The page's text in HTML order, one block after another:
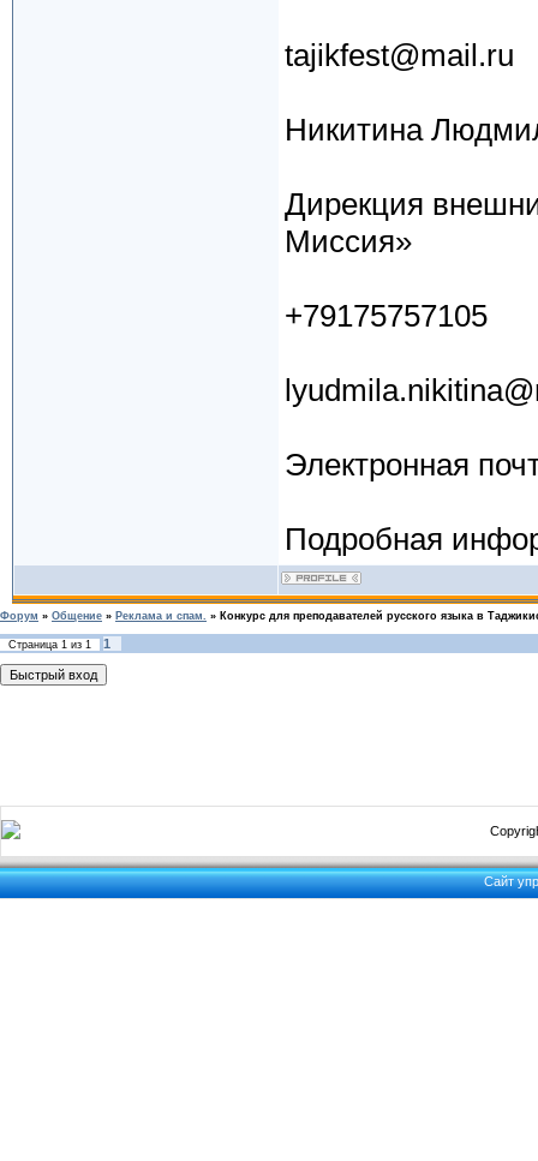
tajikfest@mail.ru
Никитина
Дирекция
Миссия»
+79175757105
Электронная
Подробная
Форум » Общение » Реклама и спам. » Конкурс для преподавателей русского языка в
Страница 1 из 1 1
Сайт